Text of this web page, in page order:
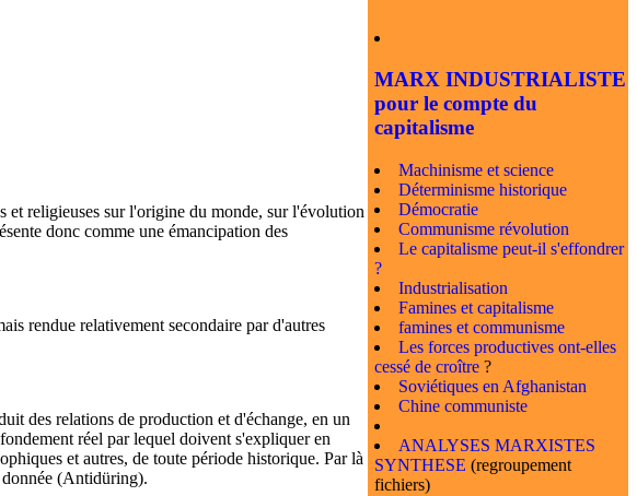
MARX INDUSTRIALISTE
pour le compte du
capitalisme
Machinisme et science
Déterminisme historique
Démocratie
Communisme révolution
Le capitalisme peut-il s'effondrer
?
Industrialisation
Famines et capitalisme
famines et communisme
Les forces productives ont-elles
cessé de croître ?
Soviétiques en Afghanistan
Chine communiste
ANALYSES MARXISTES
SYNTHESE (regroupement
fichiers)
et religieuses sur l'origine du monde, sur l'évolution
donc comme une émancipation des
rendue relativement secondaire par d'autres
des relations de production et d'échange, en un
réel par lequel doivent s'expliquer en
et autres, de toute période historique. Par là
donnée (Antidüring).